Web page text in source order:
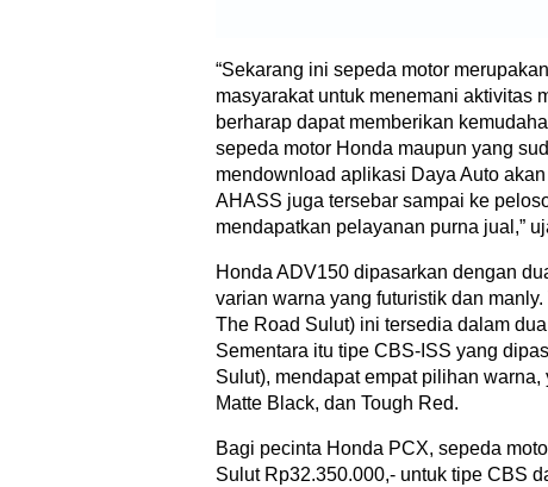
“Sekarang ini sepeda motor
masyarakat untuk menemani aktivitas
berharap dapat memberikan
sepeda motor Honda maupun yang
mendownload aplikasi Daya Auto
AHASS juga tersebar sampai ke
mendapatkan pelayanan purna jual,”
Honda ADV150 dipasarkan dengan
varian warna yang futuristik dan
The Road Sulut) ini tersedia dalam
Sementara itu tipe CBS-ISS yang
Sulut), mendapat empat pilihan
Matte Black, dan Tough Red.
Bagi pecinta Honda PCX, sepeda
Sulut Rp32.350.000,- untuk tipe CBS